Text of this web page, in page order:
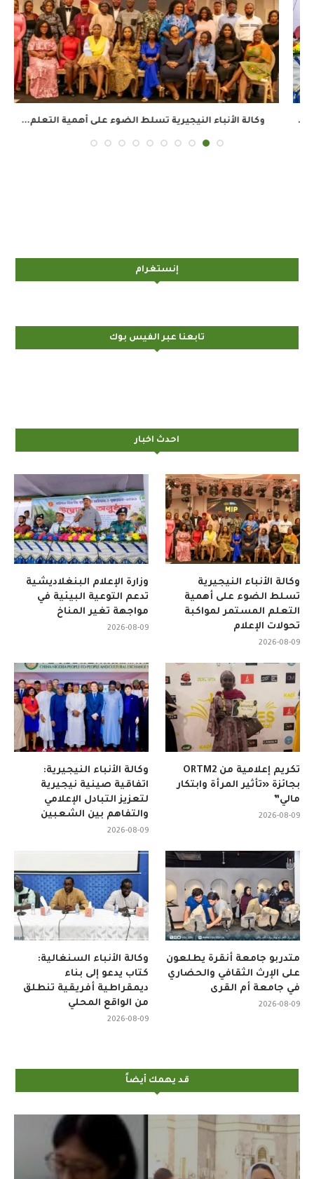
وكالة الأنباء النيجيرية تسلط الضوء على أهمية التعلم...
إنستغرام
تابعنا عبر الفيس بوك
احدث اخبار
وزارة الإعلام البنغلاديشية
تدعم التوعية البيئية في
مواجهة تغير المناخ
2026-08-09
وكالة الأنباء النيجيرية
تسلط الضوء على أهمية
التعلم المستمر لمواكبة
تحولات الإعلام
2026-08-09
وكالة الأنباء النيجيرية:
اتفاقية صينية نيجيرية
لتعزيز التبادل الإعلامي
والتفاهم بين الشعبين
2026-08-09
تكريم إعلامية من ORTM2
بجائزة «تأثير المرأة وابتكار
مالي”
2026-08-09
وكالة الأنباء السنغالية:
كتاب يدعو إلى بناء
ديمقراطية أفريقية تنطلق
من الواقع المحلي
2026-08-09
متدربو جامعة أنقرة يطلعون
على الإرث الثقافي والحضاري
في جامعة أم القرى
2026-08-09
قد يهمك أيضاً